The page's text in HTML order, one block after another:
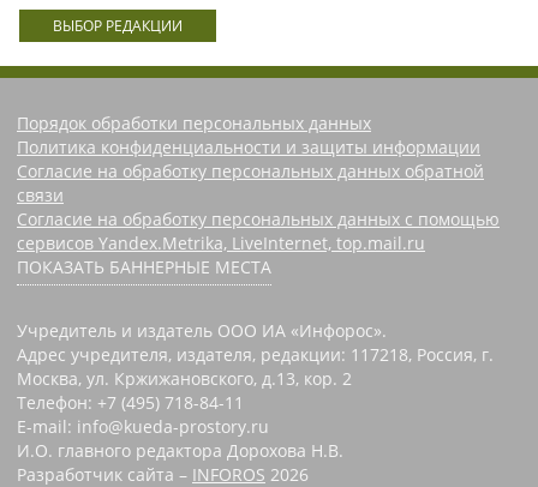
ВЫБОР РЕДАКЦИИ
Порядок обработки персональных данных
Политика конфиденциальности и защиты информации
Согласие на обработку персональных данных обратной
связи
Согласие на обработку персональных данных с помощью
сервисов Yandex.Metrika, LiveInternet, top.mail.ru
ПОКАЗАТЬ БАННЕРНЫЕ МЕСТА
Учредитель и издатель ООО ИА «Инфорос».
Адрес учредителя, издателя, редакции: 117218, Россия, г.
Москва, ул. Кржижановского, д.13, кор. 2
Телефон: +7 (495) 718-84-11
E-mail: info@kueda-prostory.ru
И.О. главного редактора Дорохова Н.В.
Разработчик сайта – INFOROS 2026